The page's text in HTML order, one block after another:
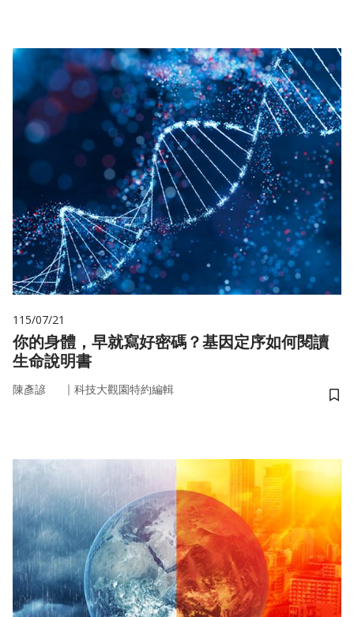
115/07/21
你的身體，早就寫好密碼？基因定序如何閱讀
生命說明書
陳彥諺 ｜ 科技大觀園特約編輯
儲